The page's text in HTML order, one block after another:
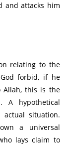
and attacks him
relating to the
forbid, if he
Allah, this is the
A hypothetical
situation.
a universal
lays claim to